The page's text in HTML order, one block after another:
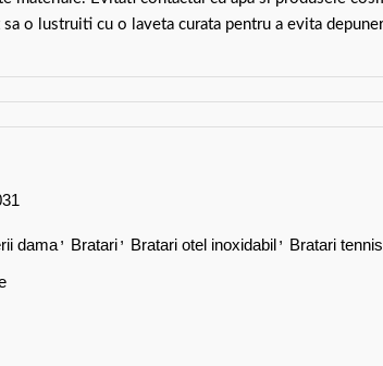
o lustruiti cu o laveta curata pentru a evita
dama, Bratari, Bratari otel inoxidabil, Bratari tennis